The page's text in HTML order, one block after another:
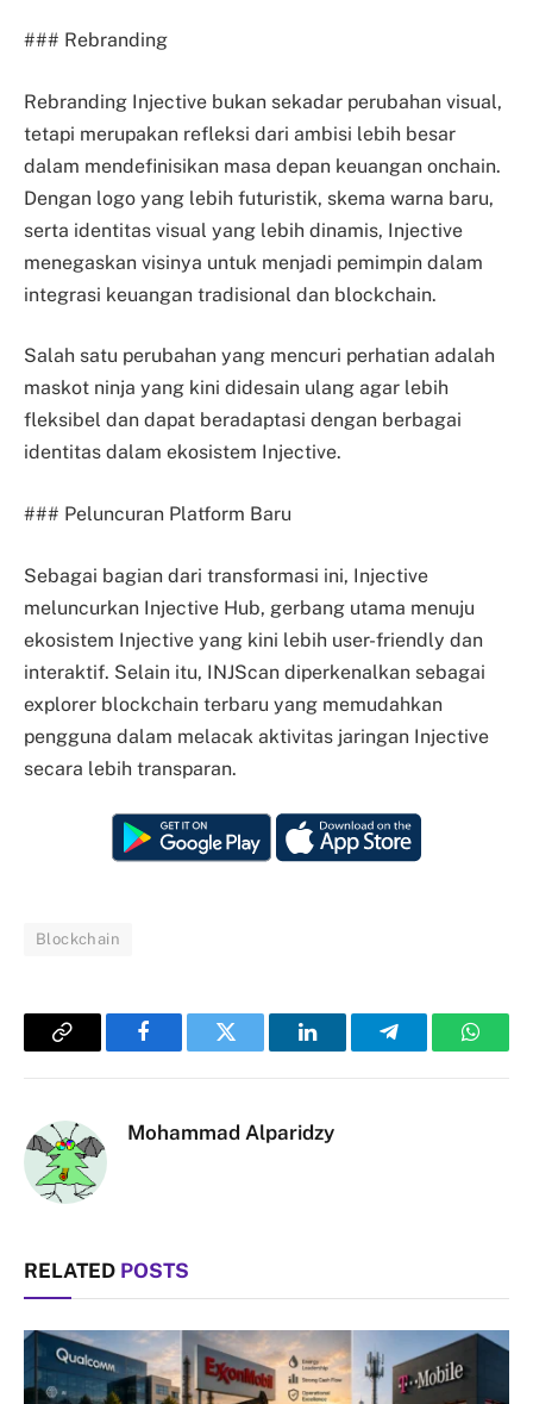
### Rebranding
Rebranding Injective bukan sekadar perubahan visual,
tetapi merupakan refleksi dari ambisi lebih besar
dalam mendefinisikan masa depan keuangan onchain.
Dengan logo yang lebih futuristik, skema warna baru,
serta identitas visual yang lebih dinamis, Injective
menegaskan visinya untuk menjadi pemimpin dalam
integrasi keuangan tradisional dan blockchain.
Salah satu perubahan yang mencuri perhatian adalah
maskot ninja yang kini didesain ulang agar lebih
fleksibel dan dapat beradaptasi dengan berbagai
identitas dalam ekosistem Injective.
### Peluncuran Platform Baru
Sebagai bagian dari transformasi ini, Injective
meluncurkan Injective Hub, gerbang utama menuju
ekosistem Injective yang kini lebih user-friendly dan
interaktif. Selain itu, INJScan diperkenalkan sebagai
explorer blockchain terbaru yang memudahkan
pengguna dalam melacak aktivitas jaringan Injective
secara lebih transparan.
Blockchain
Copy
FacebookTwitter LinkedInTelegram
Mohammad Alparidzy
RELATED POSTS